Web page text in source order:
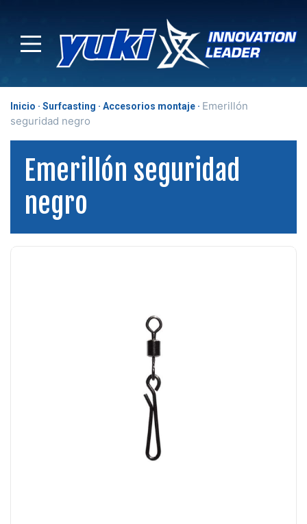
Inicio Surfcasting Accesorios montaje
Emerillón
seguridad negro
Emerillón seguridad
negro